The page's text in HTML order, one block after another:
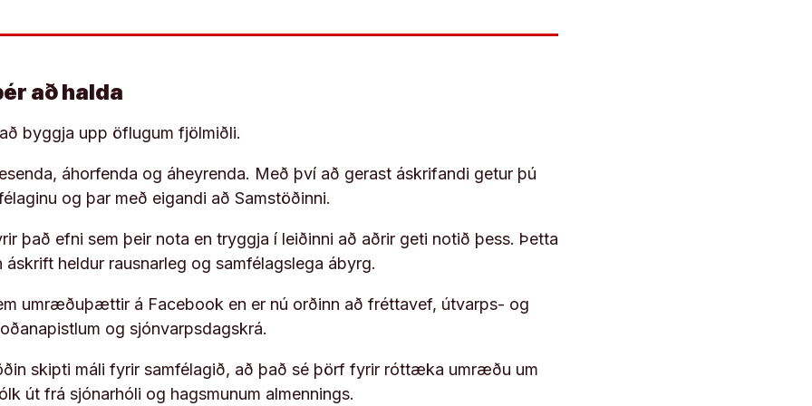
að halda
byggja upp öflugum fjölmiðli.
áhorfenda og áheyrenda. Með því að gerast áskrifandi getur þú
og þar með eigandi að Samstöðinni.
það efni sem þeir nota en tryggja í leiðinni að aðrir geti notið þess. Þetta
heldur rausnarleg og samfélagslega ábyrg.
umræðuþættir á Facebook en er nú orðinn að fréttavef, útvarps- og
og sjónvarpsdagskrá.
skipti máli fyrir samfélagið, að það sé þörf fyrir róttæka umræðu um
út frá sjónarhóli og hagsmunum almennings.